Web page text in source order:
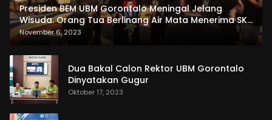
Presiden BEM UBM Gorontalo Meningal Jelang
Wisuda. Orang Tua Berlinang Air Mata Menerima SKL
dan Pemasangan Salempang
November 6, 2023
Dua Bakal Calon Rektor UBM Gorontalo
Dinyatakan Gugur
Oktober 17, 2023